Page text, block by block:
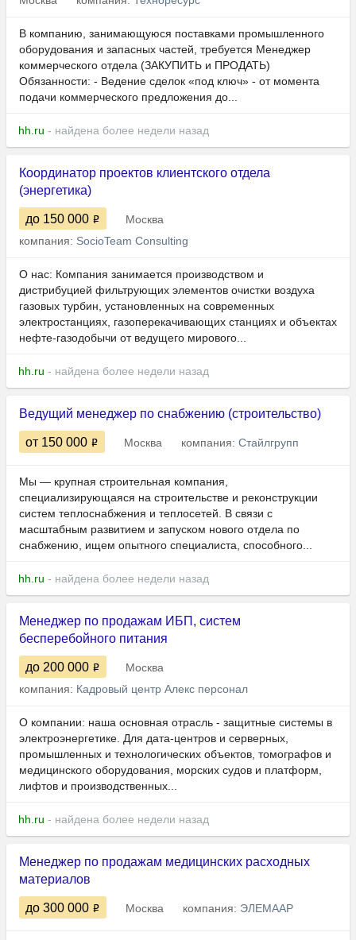
В компанию, занимающуюся поставками промышленного
оборудования и запасных частей, требуется Менеджер
коммерческого отдела (ЗАКУПИТЬ и ПРОДАТЬ)
Обязанности: - Ведение сделок «под ключ» - от момента
подачи коммерческого предложения до...
hh.ru - найдена более недели назад
Координатор проектов клиентского отдела
(энергетика)
до 150 000
Москва
компания: SocioTeam Сonsulting
О нас: Компания занимается производством и
дистрибуцией фильтрующих элементов очистки воздуха
газовых турбин, установленных на современных
электростанциях, газоперекачивающих станциях и объектах
нефте-газодобычи от ведущего мирового...
hh.ru - найдена более недели назад
Ведущий менеджер по снабжению (строительство)
от 150 000 Москва компания: Стайлгрупп
Мы — крупная строительная компания,
специализирующаяся на строительстве и реконструкции
систем теплоснабжения и теплосетей. В связи с
масштабным развитием и запуском нового отдела по
снабжению, ищем опытного специалиста, способного...
hh.ru - найдена более недели назад
Менеджер по продажам ИБП, систем
бесперебойного питания
до 200 000
Москва
компания: Кадровый центр Алекс персонал
О компании: наша основная отрасль - защитные системы в
электроэнергетике. Для дата-центров и серверных,
промышленных и технологических объектов, томографов и
медицинского оборудования, морских судов и платформ,
лифтов и производственных...
hh.ru - найдена более недели назад
Менеджер по продажам медицинских расходных
материалов
до 300 000 Москва компания: ЭЛЕМААР